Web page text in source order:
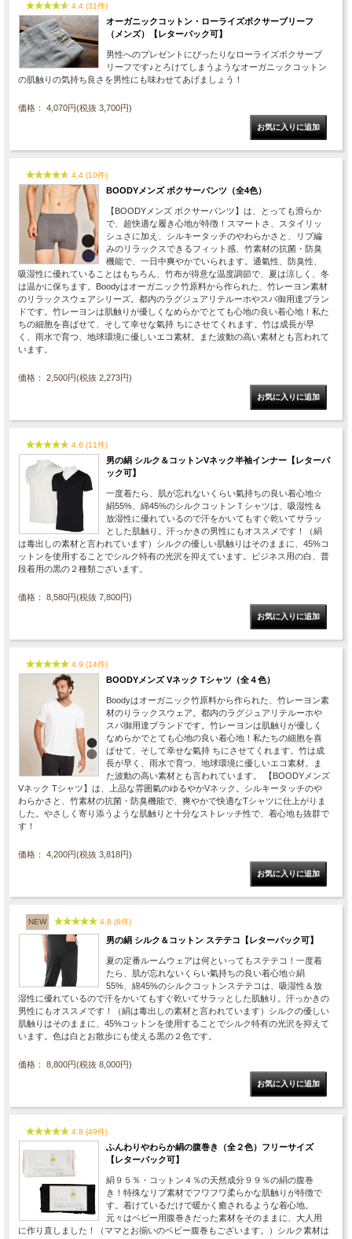
4.4 (31件)
オーガニックコットン・ローライズボクサーブリーフ
（メンズ）【レターパック可】
男性へのプレゼントにぴったりなローライズボクサーブ
リーフです♪とろけてしまうようなオーガニックコットン
の肌触りの気持ち良さを男性にも味わせてあげましょう！
価格： 4,070円(税抜 3,700円)
4.4 (10件)
BOODYメンズ ボクサーパンツ（全4色）
【BOODYメンズ ボクサーパンツ】は、とっても滑らか
で、超快適な履き心地が特徴！スマートさ、スタイリッ
シュさに加え、シルキータッチのやわらかさと、リブ編
みのリラックスできるフィット感、竹素材の抗菌・防臭
機能で、一日中爽やかでいられます。通氣性、防臭性、
吸湿性に優れていることはもちろん、竹布が得意な温度調節で、夏は涼しく、冬
は温かに保ちます。Boodyはオーガニック竹原料から作られた、竹レーヨン素材
のリラックスウェアシリーズ。都内のラグジュアリテルーホやスパ御用達ブラン
ドです。竹レーヨンは肌触りが優しくなめらかでとても心地の良い着心地！私た
ちの細胞を喜ばせて、そして幸せな氣持 ちにさせてくれます。竹は成長が早
く、雨水で育つ、地球環境に優しいエコ素材。また波動の高い素材とも言われて
います。
価格： 2,500円(税抜 2,273円)
4.6 (11件)
男の絹 シルク＆コットンVネック半袖インナー【レターパ
ック可】
一度着たら、肌が忘れないくらい氣持ちの良い着心地☆
絹55%、綿45%のシルクコットンＴシャツは、吸湿性＆
放湿性に優れているので汗をかいてもすぐ乾いてサラッ
とした肌触り。汗っかきの男性にもオススメです！（絹
は毒出しの素材と言われています）シルクの優しい肌触りはそのままに、45%コ
ットンを使用することでシルク特有の光沢を抑えています。ビジネス用の白、普
段着用の黒の２種類ございます。
価格： 8,580円(税抜 7,800円)
4.9 (14件)
BOODYメンズ Vネック Tシャツ（全４色）
Boodyはオーガニック竹原料から作られた、竹レーヨン素
材のりラックスウェア。都内のラグジュアリテルーホや
スパ御用達ブランドです。竹レーヨンは肌触りが優しく
なめらかでとても心地の良い着心地！私たちの細胞を喜
ばせて、そして幸せな氣持 ちにさせてくれます。竹は成
長が早く、雨水で育つ、地球環境に優しいエコ素材。ま
た波動の高い素材とも言われています。 【BOODYメンズ
Vネック Tシャツ】は、上品な雰囲氣のゆるやかVネック。シルキータッチのや
わらかさと、竹素材の抗菌・防臭機能で、爽やかで快適なTシャツに仕上がりま
した。やさしく寄り添うような肌触りと十分なストレッチ性で、着心地も抜群で
す！
価格： 4,200円(税抜 3,818円)
NEW 4.8 (6件)
男の絹 シルク＆コットン ステテコ【レターパック可】
夏の定番ルームウェアは何といってもステテコ！一度着
たら、肌が忘れないくらい氣持ちの良い着心地☆絹
55%、綿45%のシルクコットンステテコは、吸湿性＆放
湿性に優れているので汗をかいてもすぐ乾いてサラッとした肌触り。汗っかきの
男性にもオススメです！（絹は毒出しの素材と言われています）シルクの優しい
肌触りはそのままに、45%コットンを使用することでシルク特有の光沢を抑えて
います。色は白とお散歩にも使える黒の２色です。
価格： 8,800円(税抜 8,000円)
4.8 (49件)
ふんわりやわらか絹の腹巻き（全２色）フリーサイズ
【レターパック可】
絹９５％・コットン４％の天然成分９９％の絹の腹巻
き！特殊なリブ素材でフワフワ柔らかな肌触りが特徴で
す。着けているだけで暖かく癒されるような着心地。
元々はベビー用腹巻きだった素材をそのままに、大人用
に作り直しました！（ママとお揃いのベビー腹巻もございます。）シルク素材は